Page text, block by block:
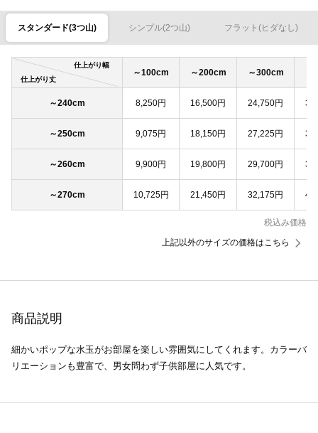
スタンダード(3つ山) シンプル(2つ山) フラット(ヒダなし)
仕上がり幅
仕上がり丈
～100cm ～200cm ～300cm
～240cm 8,250円 16,500円 24,750円
～250cm 9,075円 18,150円 27,225円
～260cm 9,900円 19,800円 29,700円
～270cm 10,725円 21,450円 32,175円
税込み価格
上記以外のサイズの価格はこちら
商品説明
細かいポップな水玉がお部屋を楽しい雰囲気にしてくれます。カラーバ
リエーションも豊富で、男女問わず子供部屋に人気です。